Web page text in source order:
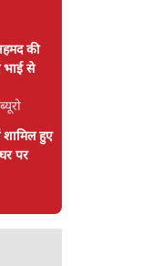
की
से
शामिल हुए
पर